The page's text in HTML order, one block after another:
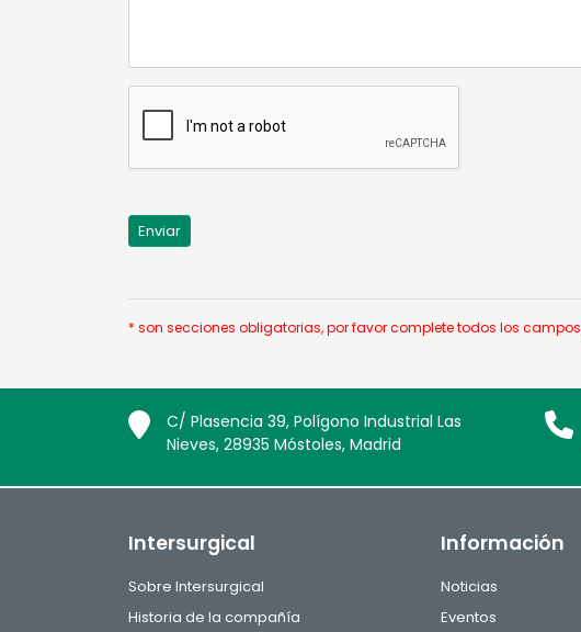
* son secciones obligatorias, por favor complete todos los
C/ Plasencia 39, Polígono Industrial Las
Nieves, 28935 Móstoles, Madrid
Intersurgical
Sobre Intersurgical
Historia de la compañía
Información
Noticias
Eventos